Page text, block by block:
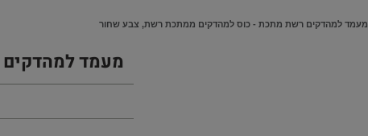
מעמד למהדקים רשת מתכת - כוס למהדקים ממתכת רשת, צבע שחור
מעמד